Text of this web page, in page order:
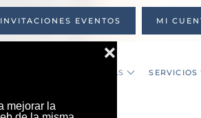
INVITACIONES EVENTOS MI
NOTICIAS SERVICIOS